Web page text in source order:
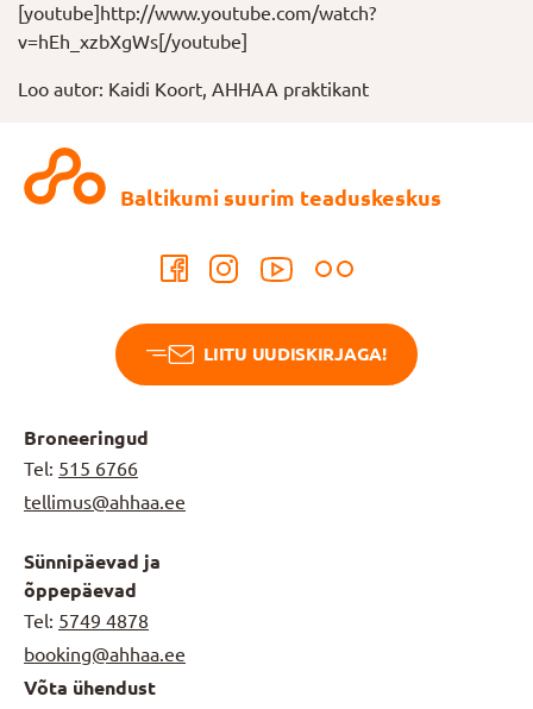
[youtube]http://www.youtube.com/watch?
v=hEh_xzbXgWs[/youtube]
Loo autor: Kaidi Koort, AHHAA praktikant
Baltikumi suurim teaduskeskus
LIITU UUDISKIRJAGA!
Broneeringud
Tel: 515 6766
tellimus@ahhaa.ee
Sünnipäevad ja
õppepäevad
Tel: 5749 4878
booking@ahhaa.ee
Võta ühendust